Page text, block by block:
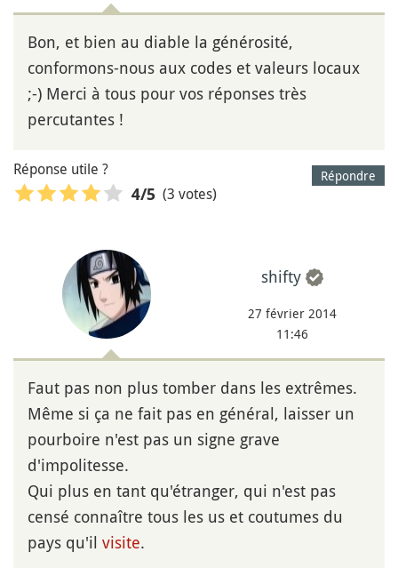
Bon, et bien au diable la générosité,
conformons-nous aux codes et valeurs locaux
;-) Merci à tous pour vos réponses très
percutantes !
Répondre
Réponse utile ?
4/5 (3 votes)
shifty
27 février 2014
11:46
Faut pas non plus tomber dans les extrêmes.
Même si ça ne fait pas en général, laisser un
pourboire n'est pas un signe grave
d'impolitesse.
Qui plus en tant qu'étranger, qui n'est pas
censé connaître tous les us et coutumes du
pays qu'il visite.